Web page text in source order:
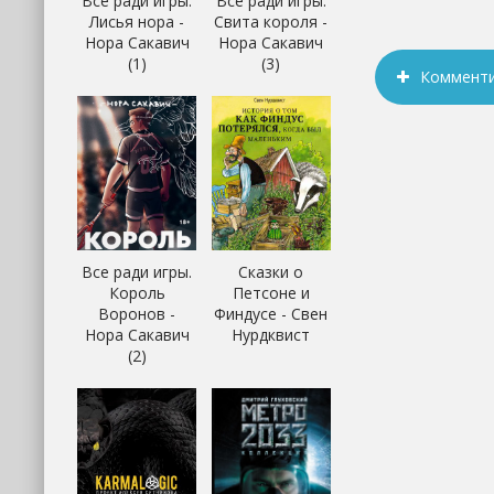
Лисья нора -
Нора Сакавич
(1)
Свита короля -
Нора Сакавич
(3)
Все ради игры.
Король
Воронов -
Нора Сакавич
(2)
Сказки о
Петсоне и
Финдусе - Свен
Нурдквист